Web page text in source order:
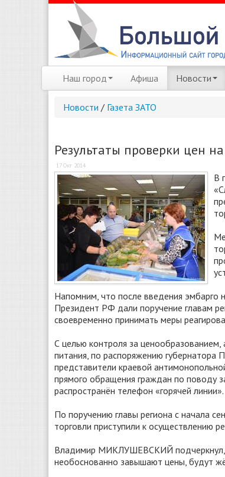
Наш город Афиша Новости
Новости / Газета ЗАТО
Результаты проверки цен
17 Окт 2014
В
Напомним, что после введения эмбарго
Президент РФ дали поручение главам
своевременно принимать меры
С целью контроля за
питания, по распоряжению
представители краевой
прямого обращения граждан по поводу
распространён телефон «горячей линии».
По поручению главы региона с начала
торговли приступили к осуществлению
Владимир МИКЛУШЕВСКИЙ подчеркнул,
необоснованно завышают цены, будут